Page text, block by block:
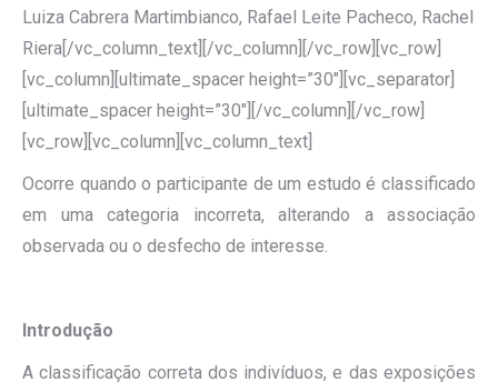
Luiza Cabrera Martimbianco, Rafael Leite Pacheco, Rachel
Riera[/vc_column_text][/vc_column][/vc_row][vc_row]
[vc_column][ultimate_spacer height=”30″][vc_separator]
[ultimate_spacer height=”30″][/vc_column][/vc_row]
[vc_row][vc_column][vc_column_text]
Ocorre quando o participante de um estudo é classificado
em uma categoria incorreta, alterando a associação
observada ou o desfecho de interesse.
Introdução
A classificação correta dos indivíduos, e das exposições